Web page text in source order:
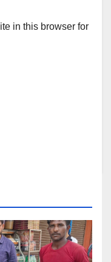
in this browser for